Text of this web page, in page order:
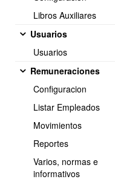
Libros Auxiliares
Usuarios
Usuarios
Remuneraciones
Configuracion
Listar Empleados
Movimientos
Reportes
Varios, normas e
informativos